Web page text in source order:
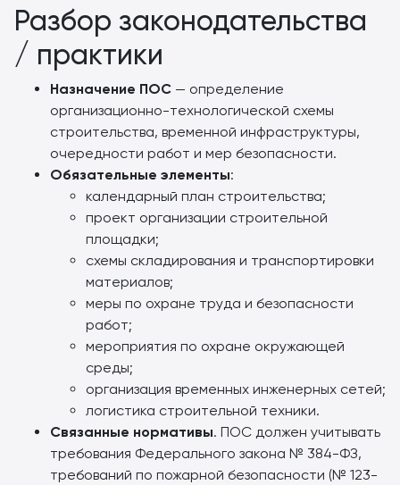
Разбор законодательства
/ практики
Назначение ПОС — определение
организационно-технологической схемы
строительства, временной инфраструктуры,
очередности работ и мер безопасности.
Обязательные элементы:
календарный план строительства;
проект организации строительной
площадки;
схемы складирования и транспортировки
материалов;
меры по охране труда и безопасности
работ;
мероприятия по охране окружающей
среды;
организация временных инженерных сетей;
логистика строительной техники.
Связанные нормативы. ПОС должен учитывать
требования Федерального закона № 384-ФЗ,
требований по пожарной безопасности (№ 123-